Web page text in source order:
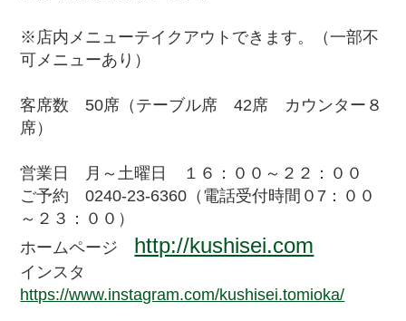
※店内メニューテイクアウトできます。（一部不
可メニューあり）
客席数 50席（テーブル席 42席 カウンター８
席）
営業日 月～土曜日 １６：００～２２：００
ご予約 0240-23-6360（電話受付時間０7：００
～２３：００）
ホームページ http://kushisei.com
インスタ
https://www.instagram.com/kushisei.tomioka/